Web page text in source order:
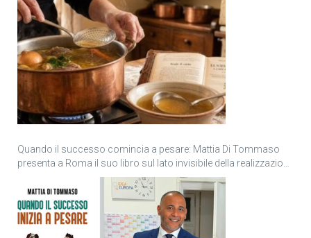
Quando il successo comincia a pesare: Mattia Di Tommaso
presenta a Roma il suo libro sul lato invisibile della realizzazione